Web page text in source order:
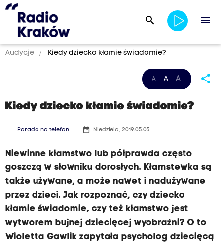
search menu
Audycje Kiedy dziecko kłamie świadomie?
A A A share
Kiedy dziecko kłamie świadomie?
Porada na telefon date_range Niedziela, 2019.05.05
Niewinne kłamstwo lub półprawda często
goszczą w słowniku dorosłych. Kłamstewka są
także używane, a może nawet i nadużywane
przez dzieci. Jak rozpoznać, czy dziecko
kłamie świadomie, czy też kłamstwo jest
wytworem bujnej dziecięcej wyobraźni? O to
Wioletta Gawlik zapytała psycholog dziecięcą